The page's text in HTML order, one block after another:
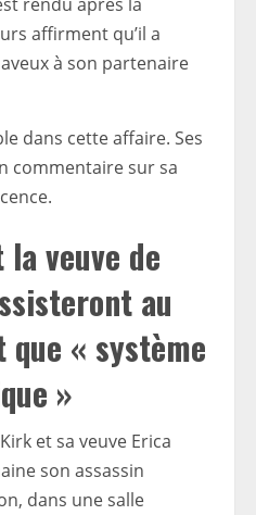
affirment qu’il a
à son partenaire
dans cette affaire. Ses
commentaire sur sa
veuve de
au
« système
»
et sa veuve Erica
son assassin
dans une salle